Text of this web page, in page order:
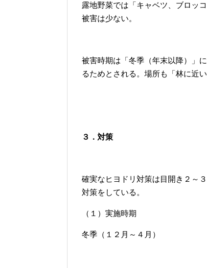
露地野菜では「キャベツ、ブロッ
被害は少ない。
被害時期は「冬季（年末以降）」
るためとされる。場所も「林に近
３．対策
確実なヒヨドリ対策は目開き２～
対策をしている。
（１）実施時期
冬季（１２月～４月）